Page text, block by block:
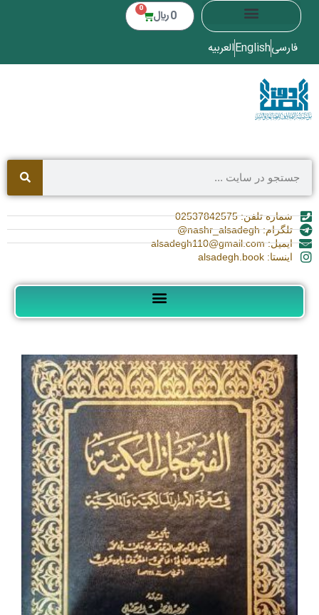
0 ﷼ 0
فارسیEnglishالعربیه
شماره تلفن: 02537842575
تلگرام: nashr_alsadegh@
ایمیل: alsadegh110@gmail.com
اینستا: alsadegh.book